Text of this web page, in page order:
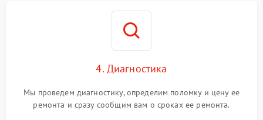
4. Диагностика
Мы проведем диагностику, определим поломку и цену ее
ремонта и сразу сообщим вам о сроках ее ремонта.